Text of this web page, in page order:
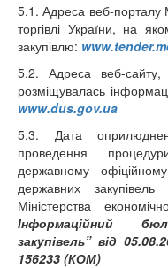
5.1. Адреса веб-порталу
торгівлі України, на
закупівлю:
5.2. Адреса веб-
розміщувалась
www.dus.gov.ua
5.3. Дата
проведення
державному
державних
Міністерства
Інформаційний
закупівель” від
156233 (КОМ)